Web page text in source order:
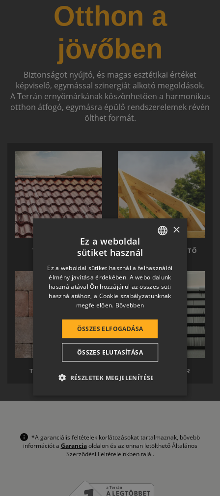
Otthon a
jövőben
Biztonságot nyújtó, és magas esztétikai értéket
képviselő, egymással szinergiát alkotó megoldások.
A Terrán ernyőmárkának köszönhetően a harmonikus
otthon átfogó, egymásra épülő rendszerelemek révén
ölthet formát.
TERRÁN TETŐ TERRÁN KÉSZTETŐ
TERRÁN TÉRKŐ TERRÁN SOLAR
*A garanciális feltételek korlátozásokat tartalmaznak, bővebb
információt a Garanciaoldalon és az onnan letölthető Általános
Szerződési Feltételeinkben talál.
HUNGARIAN
SLOVAK
GERMAN
ROMANIAN
CROATIAN
SR
RO-HU
×
Ez a weboldal
sütiket használ
Ez a weboldal sütiket használ a felhasználói
élmény javítása érdekében. A weboldalunk
használatával Ön hozzájárul az összes süti
használatához, a Cookie szabályzatunknak
megfelelően. Bővebben
ÖSSZES ELFOGADÁSA
ÖSSZES ELUTASÍTÁSA
RÉSZLETEK MEGJELENÍTÉSE